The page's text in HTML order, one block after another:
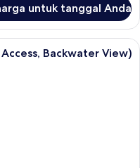
untuk tanggal Anda
premium, minibar, brankas,
Backwater View)